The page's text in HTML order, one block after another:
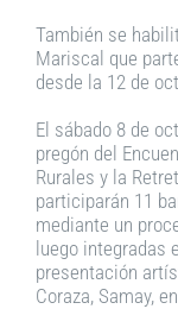
También se
Mariscal que
desde la 12 de
El sábado 8 de
pregón del
Rurales y la
participarán 11
mediante un
luego integradas
presentación
Coraza, Samay,